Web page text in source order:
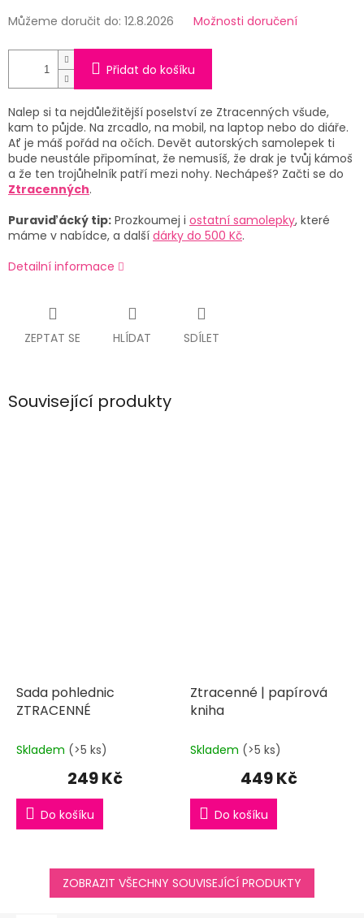
Můžeme doručit do: 12.8.2026 Možnosti doručení
Přidat do košíku
Nalep si ta nejdůležitější poselství ze Ztracenných všude,
kam to půjde. Na zrcadlo, na mobil, na laptop nebo do diáře.
Ať je máš pořád na očích. Devět autorských samolepek ti
bude neustále připomínat, že nemusíš, že drak je tvůj kámoš
a že ten trojůhelník patří mezi nohy. Nechápeš? Začti se do
Ztracenných.
Puraviďácký tip: Prozkoumej i ostatní samolepky, které
máme v nabídce, a další dárky do 500 Kč.
Detailní informace
ZEPTAT SE HLÍDAT SDÍLET
Související produkty
Sada pohlednic
ZTRACENNÉ
Skladem (>5 ks)
249 Kč
Do košíku
Ztracenné | papírová
kniha
Skladem (>5 ks)
449 Kč
Do košíku
ZOBRAZIT VŠECHNY SOUVISEJÍCÍ PRODUKTY